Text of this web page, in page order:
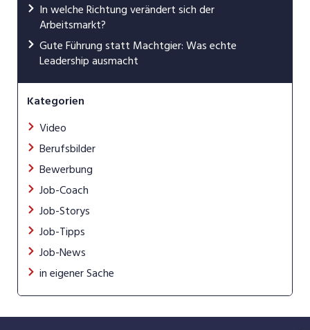
In welche Richtung verändert sich der
Arbeitsmarkt?
Gute Führung statt Machtgier: Was echte
Leadership ausmacht
Kategorien
Video
Berufsbilder
Bewerbung
Job-Coach
Job-Storys
Job-Tipps
Job-News
in eigener Sache